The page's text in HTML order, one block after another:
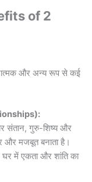
of 2
और अन्य रूप से कई
संतान, गुरु-शिष्य और
और मजबूत बनाता है।
घर में एकता और शांति का